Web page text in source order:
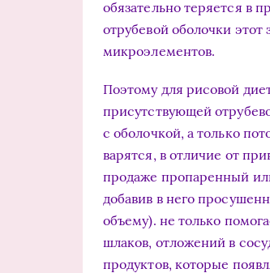
обязательно теряется в
отрубевой оболочки
микроэлементов.
Поэтому для рисовой
присутствующей
с оболочкой, а только
варятся, в отличие от
продаже пропаренный
добавив в него
объему). не только
шлаков, отложений в
продуктов, которые